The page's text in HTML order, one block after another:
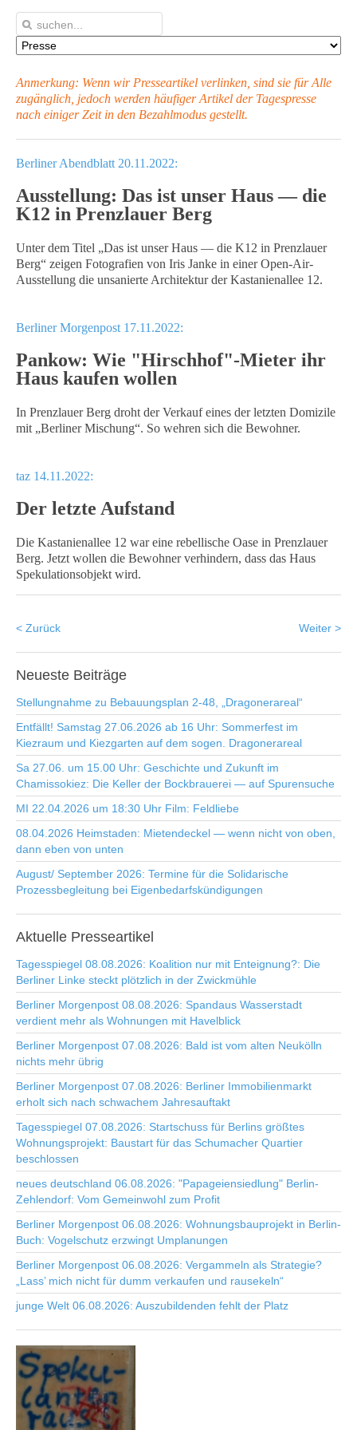
Anmerkung: Wenn wir Presseartikel verlinken, sind sie für Alle
zugänglich, jedoch werden häufiger Artikel der Tagespresse
nach einiger Zeit in den Bezahlmodus gestellt.
Berliner Abendblatt 20.11.2022:
Ausstellung: Das ist unser Haus — die
K12 in Prenzlauer Berg
Unter dem Titel „Das ist unser Haus — die K12 in Prenzlauer
Berg“ zeigen Fotografien von Iris Janke in einer Open-Air-
Ausstellung die unsanierte Architektur der Kastanienallee 12.
Berliner Morgenpost 17.11.2022:
Pankow: Wie "Hirschhof"-Mieter ihr
Haus kaufen wollen
In Prenzlauer Berg droht der Verkauf eines der letzten Domizile
mit „Berliner Mischung“. So wehren sich die Bewohner.
taz 14.11.2022:
Der letzte Aufstand
Die Kastanienallee 12 war eine rebellische Oase in Prenzlauer
Berg. Jetzt wollen die Be­woh­ne­r verhindern, dass das Haus
Spekulationsobjekt wird.
< Zurück Weiter >
Neueste Beiträge
Stellungnahme zu Bebauungsplan 2-48, „Dragonerareal“
Entfällt! Samstag 27.06.2026 ab 16 Uhr: Sommerfest im
Kiezraum und Kiezgarten auf dem sogen. Dragonerareal
Sa 27.06. um 15.00 Uhr: Geschichte und Zukunft im
Chamissokiez: Die Keller der Bockbrauerei — auf Spurensuche
MI 22.04.2026 um 18:30 Uhr Film: Feldliebe
08.04.2026 Heimstaden: Mietendeckel — wenn nicht von oben,
dann eben von unten
August/ September 2026: Termine für die Solidarische
Prozessbegleitung bei Eigenbedarfskündigungen
Aktuelle Presseartikel
Tagesspiegel 08.08.2026: Koalition nur mit Enteignung?: Die
Berliner Linke steckt plötzlich in der Zwickmühle
Berliner Morgenpost 08.08.2026: Spandaus Wasserstadt
verdient mehr als Wohnungen mit Havelblick
Berliner Morgenpost 07.08.2026: Bald ist vom alten Neukölln
nichts mehr übrig
Berliner Morgenpost 07.08.2026: Berliner Immobilienmarkt
erholt sich nach schwachem Jahresauftakt
Tagesspiegel 07.08.2026: Startschuss für Berlins größtes
Wohnungsprojekt: Baustart für das Schumacher Quartier
beschlossen
neues deutschland 06.08.2026: "Papageiensiedlung" Berlin-
Zehlendorf: Vom Gemeinwohl zum Profit
Berliner Morgenpost 06.08.2026: Wohnungsbauprojekt in Berlin-
Buch: Vogelschutz erzwingt Umplanungen
Berliner Morgenpost 06.08.2026: Vergammeln als Strategie?
„Lass’ mich nicht für dumm verkaufen und rausekeln“
junge Welt 06.08.2026: Auszubildenden fehlt der Platz